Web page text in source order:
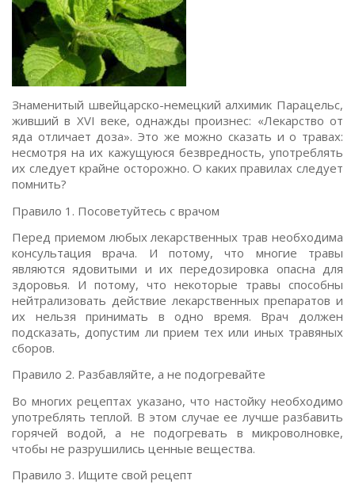
Знаменитый швейцарско-немецкий алхимик Парацельс,
живший в XVI веке, однажды произнес: «Лекарство от
яда отличает доза». Это же можно сказать и о травах:
несмотря на их кажущуюся безвредность, употреблять
их следует крайне осторожно. О каких правилах следует
помнить?
Правило 1. Посоветуйтесь с врачом
Перед приемом любых лекарственных трав необходима
консультация врача. И потому, что многие травы
являются ядовитыми и их передозировка опасна для
здоровья. И потому, что некоторые травы способны
нейтрализовать действие лекарственных препаратов и
их нельзя принимать в одно время. Врач должен
подсказать, допустим ли прием тех или иных травяных
сборов.
Правило 2. Разбавляйте, а не подогревайте
Во многих рецептах указано, что настойку необходимо
употреблять теплой. В этом случае ее лучше разбавить
горячей водой, а не подогревать в микроволновке,
чтобы не разрушились ценные вещества.
Правило 3. Ищите свой рецепт